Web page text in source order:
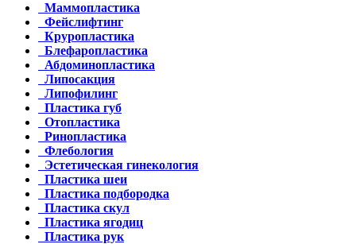
Маммопластика
Фейслифтинг
Круропластика
Блефаропластика
Абдоминопластика
Липосакция
Липофилинг
Пластика губ
Отопластика
Ринопластика
Флебология
Эстетическая гинекология
Пластика шеи
Пластика подбородка
Пластика скул
Пластика ягодиц
Пластика рук